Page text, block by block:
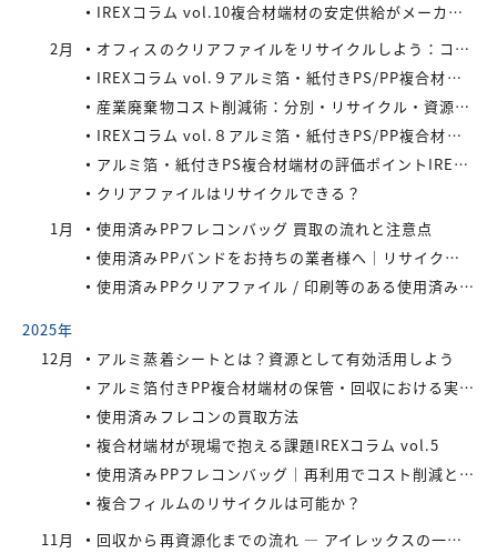
IREXコラム vol.10複合材端材の安定供給がメーカーにもたらすメリット
2月
オフィスのクリアファイルをリサイクルしよう：コストと環境負荷を同時に減らす方法
IREXコラム vol.９アルミ箔・紙付きPS/PP複合材端材の回収スキームと全国対応体制
産業廃棄物コスト削減術：分別・リサイクル・資源化の徹底活用
IREXコラム vol.８アルミ箔・紙付きPS/PP複合材端材をより高く評価するために現場でできること
アルミ箔・紙付きPS複合材端材の評価ポイントIREXコラム vol.7
クリアファイルはリサイクルできる？
1月
使用済みPPフレコンバッグ 買取の流れと注意点
使用済みPPバンドをお持ちの業者様へ｜リサイクル・買取対応中
使用済みPPクリアファイル / 印刷等のある使用済みPPクリアファイルの再資源化とリサイクル方法
2025年
12月
アルミ蒸着シートとは？資源として有効活用しよう
アルミ箔付きPP複合材端材の保管・回収における実務上のポイントIREXコラム vol.6
使用済みフレコンの買取方法
複合材端材が現場で抱える課題IREXコラム vol.5
使用済みPPフレコンバッグ｜再利用でコスト削減と環境負荷軽減を実現
複合フィルムのリサイクルは可能か？
11月
回収から再資源化までの流れ ― アイレックスの一貫処理体制 IREXコラム vol.4